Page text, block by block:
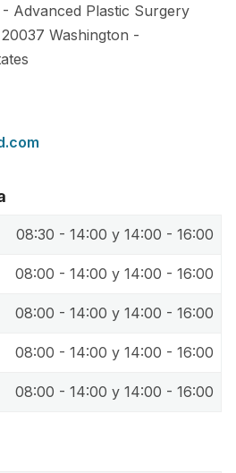
Advanced Plastic Surgery
20037 Washington -
08:30 - 14:00 y 14:00 - 16:00
08:00 - 14:00 y 14:00 - 16:00
08:00 - 14:00 y 14:00 - 16:00
08:00 - 14:00 y 14:00 - 16:00
08:00 - 14:00 y 14:00 - 16:00